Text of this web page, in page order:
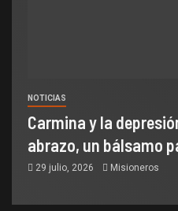
NOTICIAS
Carmina y la
abrazo, un bálsamo
29 julio, 2026 Misioneros